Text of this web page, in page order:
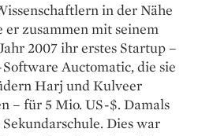
in der Nähe
zusammen mit seinem
2007 ihr erstes Startup –
Auctomatic, die sie
Harj und Kulveer
– für 5 Mio. US-$. Damals
Dies war